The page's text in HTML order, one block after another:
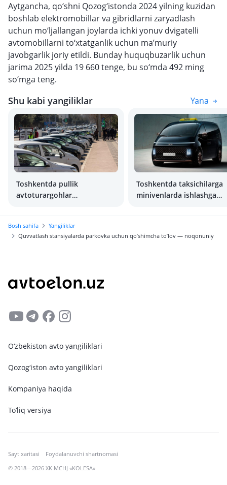
Aytgancha, qo‘shni Qozog‘istonda 2024 yilning kuzidan
boshlab elektromobillar va gibridlarni zaryadlash
uchun mo‘ljallangan joylarda ichki yonuv dvigatelli
avtomobillarni to‘xtatganlik uchun ma’muriy
javobgarlik joriy etildi. Bunday huquqbuzarlik uchun
jarima 2025 yilda 19 660 tenge, bu so‘mda 492 ming
so‘mga teng.
Shu kabi yangiliklar Yana
Toshkentda pullik
avtoturargohlar
turadi?
Toshkentda taksichilarga
minivenlarda ishlashga
Bosh sahifa
Yangiliklar
Quvvatlash stansiyalarda parkovka uchun qo’shimcha to’lov — noqonuniy
O‘zbekiston avto yangiliklari
Qozog‘iston avto yangiliklari
Kompaniya haqida
To‘liq versiya
Sayt xaritasi
Foydalanuvchi shartnomasi
© 2018—2026 XK MCHJ «KOLESA»